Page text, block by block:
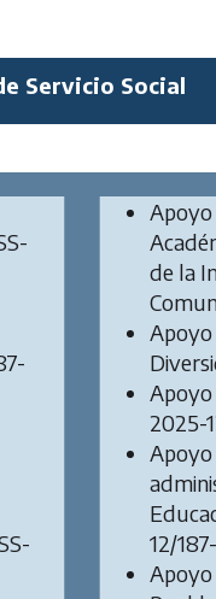
Servicio Social
Apoyo
de la
Apoyo
Apoyo
2025-
Apoyo
12/
Apoyo